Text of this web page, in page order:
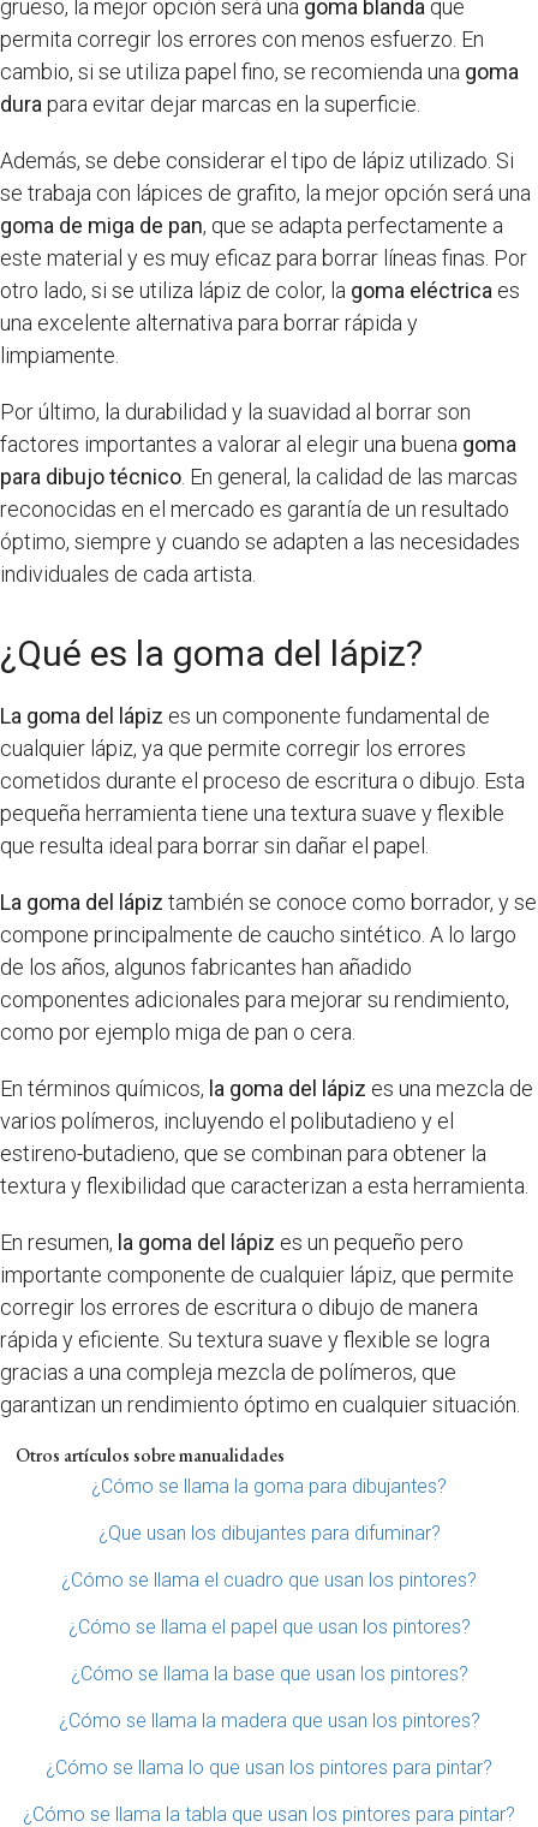
grueso, la mejor opción será una goma blanda que
permita corregir los errores con menos esfuerzo. En
cambio, si se utiliza papel fino, se recomienda una goma
dura para evitar dejar marcas en la superficie.
Además, se debe considerar el tipo de lápiz utilizado. Si
se trabaja con lápices de grafito, la mejor opción será una
goma de miga de pan, que se adapta perfectamente a
este material y es muy eficaz para borrar líneas finas. Por
otro lado, si se utiliza lápiz de color, la goma eléctrica es
una excelente alternativa para borrar rápida y
limpiamente.
Por último, la durabilidad y la suavidad al borrar son
factores importantes a valorar al elegir una buena goma
para dibujo técnico . En general, la calidad de las marcas
reconocidas en el mercado es garantía de un resultado
óptimo, siempre y cuando se adapten a las necesidades
individuales de cada artista.
¿Qué es la goma del lápiz?
La goma del lápiz es un componente fundamental de
cualquier lápiz, ya que permite corregir los errores
cometidos durante el proceso de escritura o dibujo. Esta
pequeña herramienta tiene una textura suave y flexible
que resulta ideal para borrar sin dañar el papel.
La goma del lápiz también se conoce como borrador, y se
compone principalmente de caucho sintético. A lo largo
de los años, algunos fabricantes han añadido
componentes adicionales para mejorar su rendimiento,
como por ejemplo miga de pan o cera.
En términos químicos, la goma del lápiz es una mezcla de
varios polímeros, incluyendo el polibutadieno y el
estireno-butadieno, que se combinan para obtener la
textura y flexibilidad que caracterizan a esta herramienta.
En resumen, la goma del lápiz es un pequeño pero
importante componente de cualquier lápiz, que permite
corregir los errores de escritura o dibujo de manera
rápida y eficiente. Su textura suave y flexible se logra
gracias a una compleja mezcla de polímeros, que
garantizan un rendimiento óptimo en cualquier situación.
Otros artículos sobre manualidades
¿Cómo se llama la goma para dibujantes?
¿Que usan los dibujantes para difuminar?
¿Cómo se llama el cuadro que usan los pintores?
¿Cómo se llama el papel que usan los pintores?
¿Cómo se llama la base que usan los pintores?
¿Cómo se llama la madera que usan los pintores?
¿Cómo se llama lo que usan los pintores para pintar?
¿Cómo se llama la tabla que usan los pintores para pintar?